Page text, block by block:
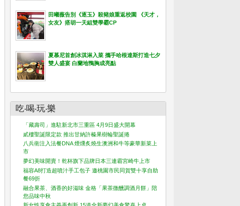
田曦薇告別《逐玉》殺豬娘重返校園 《天才，
女友》搭胡一天組雙學霸CP
夏慕尼首創冰淇淋入菜 攜手哈根達斯打造七夕
雙人盛宴 白蘭地鴨胸成亮點
吃‧喝‧玩‧樂
「藏壽司」進駐新北市三重區 4月9日盛大開幕
貳樓聖誕限定款 推出甘納許榛果樹輪聖誕捲
八兵衛注入法餐DNA 煙燻炙燒生澳洲和牛等豪華新菜上
市
夢幻美味開賣！乾杯旗下品牌日本三連霸宮崎牛上市
福容A8打造超噴汁手工包子 邀桃園市民同賀雙十享自助
餐69折
融合果茶、酒香的好滋味 金格「果茶微醺調酒月餅」陪
您品味中秋